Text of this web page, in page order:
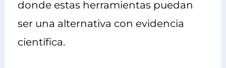
donde estas herramientas puedan
ser una alternativa con evidencia
científica.